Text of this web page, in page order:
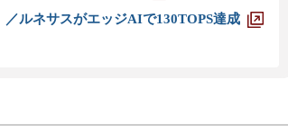
ルネサスがエッジAIで130TOPS達成